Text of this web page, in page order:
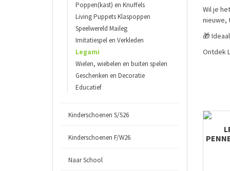
Poppen(kast) en Knuffels
Living Puppets Klaspoppen
Speelwereld Maileg
Imitatiespel en Verkleden
Legami
Wielen, wiebelen en buiten spelen
Geschenken en Decoratie
Educatief
Kinderschoenen S/S26
Kinderschoenen F/W26
Naar School
Wil je
nieuwe,
🎁
Ontdek